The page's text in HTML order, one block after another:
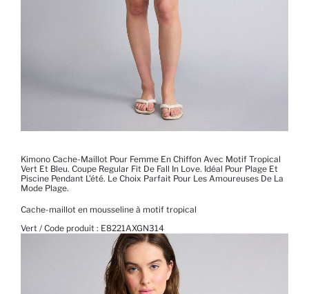
Kimono Cache-Maillot Pour Femme En Chiffon Avec Motif Tropical
Vert Et Bleu. Coupe Regular Fit De Fall In Love. Idéal Pour Plage Et
Piscine Pendant L'été. Le Choix Parfait Pour Les Amoureuses De La
Mode Plage.
Cache-maillot en mousseline à motif tropical
Vert / Code produit : E8221AXGN314